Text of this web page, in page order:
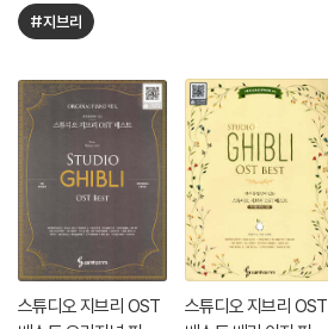
#지브리
스튜디오 지브리 OST
스튜디오 지브리 OST